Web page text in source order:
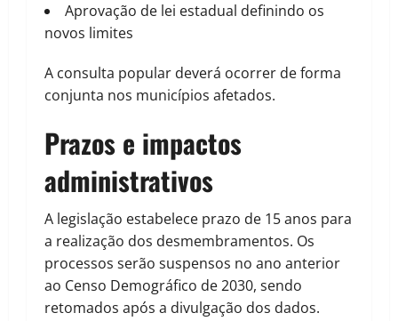
Aprovação de lei estadual definindo os
novos limites
A consulta popular deverá ocorrer de forma
conjunta nos municípios afetados.
Prazos e impactos
administrativos
A legislação estabelece prazo de 15 anos para
a realização dos desmembramentos. Os
processos serão suspensos no ano anterior
ao Censo Demográfico de 2030, sendo
retomados após a divulgação dos dados.